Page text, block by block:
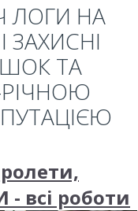
ЛОГИ НА
ЗАХИСНІ
ТА
РІЧНОЮ
всі роботи